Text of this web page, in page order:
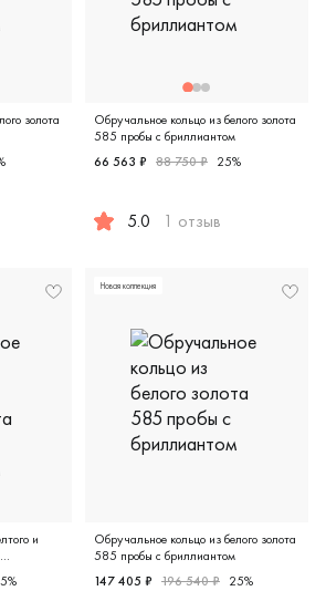
золота
белое золото 585 пробы,
Обручальное кольцо из белого золота
585 пробы с бриллиантом
66 563 ₽ 88 750 ₽ 25%
5.0 1 отзыв
и
Новая коллекция
Обручальное кольцо из белого золота
585 пробы с бриллиантом
147 405 ₽ 196 540 ₽ 25%